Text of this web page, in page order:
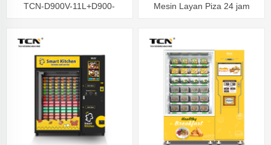
TCN-D900V-11L+D900-
Mesin layan diri salad buah
Mesin Layan Piza 24 jam